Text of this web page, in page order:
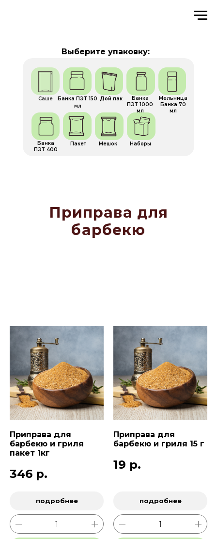
Выберите упаковку:
Банка
ПЭТ 400
Банка
ПЭТ 1000
мл
Мельница
Банка 70
мл
Наборы
Банка ПЭТ 150
мл
Мешок
Пакет
Дой пак
Саше
Приправа для
барбекю
Приправа для
барбекю и гриля
пакет 1кг
346 р.
подробнее
Приправа для
барбекю и гриля 15 г
19 р.
подробнее